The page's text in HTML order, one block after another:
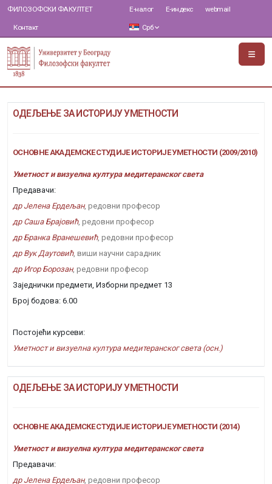
ФИЛОЗОФСКИ ФАКУЛТЕТ
Контакт
Е-налог Е-индекс webmail
Срб
ОДЕЉЕЊЕ ЗА ИСТОРИЈУ УМЕТНОСТИ
ОСНОВНЕ АКАДЕМСКЕ СТУДИЈЕ ИСТОРИЈЕ УМЕТНОСТИ (2009/2010)
Уметност и визуелна култура медитеранског света
Предавачи:
др Јелена Ердељан, редовни професор
др Саша Брајовић, редовни професор
др Бранка Вранешевић, редовни професор
др Вук Даутовић, виши научни сарадник
др Игор Борозан, редовни професор
Заједнички предмети, Изборни предмет 13
Број бодова: 6.00
Постојећи курсеви:
Уметност и визуелна култура медитеранског света (осн.)
ОДЕЉЕЊЕ ЗА ИСТОРИЈУ УМЕТНОСТИ
ОСНОВНЕ АКАДЕМСКЕ СТУДИЈЕ ИСТОРИЈЕ УМЕТНОСТИ (2014)
Уметност и визуелна култура медитеранског света
Предавачи:
др Јелена Ердељан, редовни професор